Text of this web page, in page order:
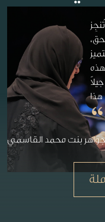
جواهر بنت محمد القاسمي